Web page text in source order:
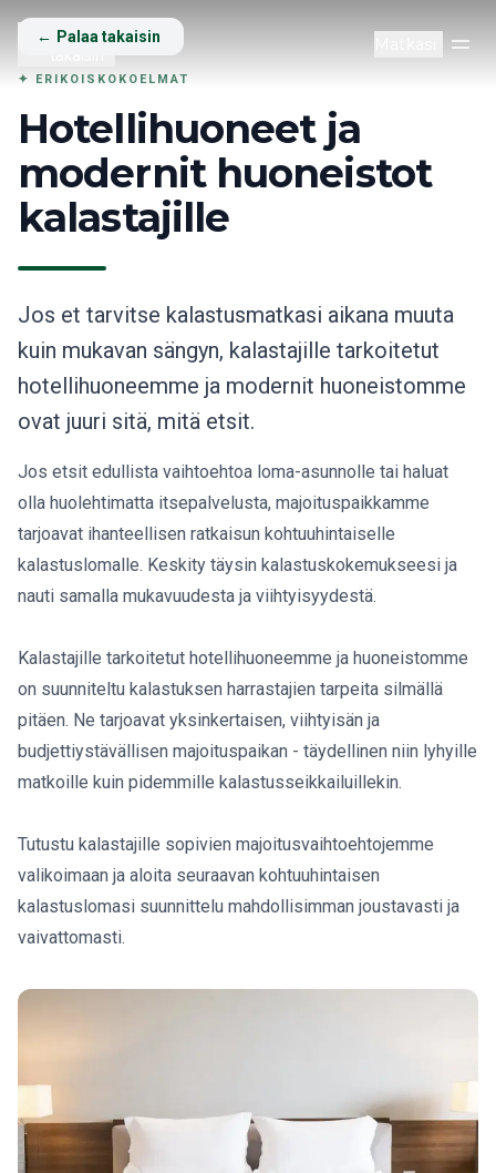
Back Palaa
← Palaa takaisin
✦ ERIKOISKOKOELMAT
Hotellihuoneet ja
modernit huoneistot
kalastajille
Jos et tarvitse kalastusmatkasi aikana muuta
kuin mukavan sängyn, kalastajille tarkoitetut
hotellihuoneemme ja modernit huoneistomme
ovat juuri sitä, mitä etsit.
Jos etsit edullista vaihtoehtoa loma-asunnolle tai haluat
olla huolehtimatta itsepalvelusta, majoituspaikkamme
tarjoavat ihanteellisen ratkaisun kohtuuhintaiselle
kalastuslomalle. Keskity täysin kalastuskokemukseesi ja
nauti samalla mukavuudesta ja viihtyisyydestä.
Kalastajille tarkoitetut hotellihuoneemme ja huoneistomme
on suunniteltu kalastuksen harrastajien tarpeita silmällä
pitäen. Ne tarjoavat yksinkertaisen, viihtyisän ja
budjettiystävällisen majoituspaikan - täydellinen niin lyhyille
matkoille kuin pidemmille kalastusseikkailuillekin.
Tutustu kalastajille sopivien majoitusvaihtoehtojemme
valikoimaan ja aloita seuraavan kohtuuhintaisen
kalastuslomasi suunnittelu mahdollisimman joustavasti ja
vaivattomasti.